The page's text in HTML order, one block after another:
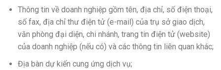
Thông tin về doanh nghiệp gồm tên, địa chỉ, số điện thoại,
số fax, địa chỉ thư điện tử (e-mail) của trụ sở giao dịch,
văn phòng đại diện, chi nhánh, trang tin điện tử (website)
của doanh nghiệp (nếu có) và các thông tin liên quan khác;
Địa bàn dự kiến cung ứng dịch vụ;